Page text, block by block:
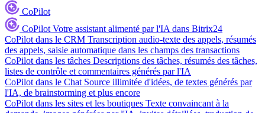
CoPilot
CoPilot Votre assistant alimenté par l'IA dans Bitrix24
CoPilot dans le CRM Transcription audio-texte des appels, résumés
des appels, saisie automatique dans les champs des transactions
CoPilot dans les tâches Descriptions des tâches, résumés des tâches,
listes de contrôle et commentaires générés par l'IA
CoPilot dans le Chat Source illimitée d'idées, de textes générés par
l'IA, de brainstorming et plus encore
CoPilot dans les sites et les boutiques Texte convaincant à la